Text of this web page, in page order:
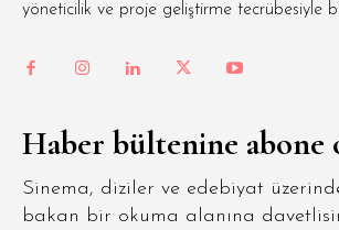
yöneticilik ve proje geliştirme tecrübesiyle
Haber bültenine abone
Sinema, diziler ve edebiyat
bakan bir okuma alanına